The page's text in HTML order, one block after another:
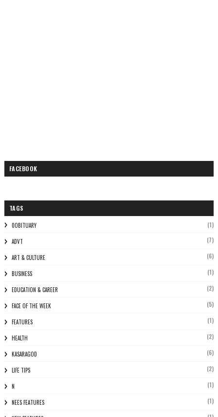
FACEBOOK
TAGS
0OBITUARY (1)
ADVT (7)
ART & CULTURE (6)
BUSINESS (1)
EDUCATION & CAREER (2)
FACE OF THE WEEK (5)
FEATURES (1)
HEALTH (2)
KASARAGOD (6)
LIFE TIPS (2)
N (1)
NEES FEATURES (1)